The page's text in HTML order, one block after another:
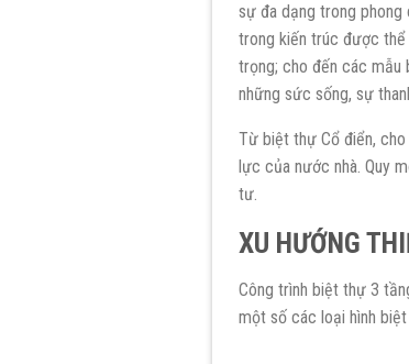
sự đa dạng trong
trong kiến trúc được thể
trọng; cho đến các
những sức sống, sự
Từ biệt thự Cổ điển,
lực của nước nhà. Quy
tư.
XU HƯỚNG
Công trình biệt thự 3
một số các loại hình biệt